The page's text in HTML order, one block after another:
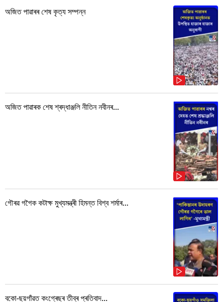
অজিত পাৱাৰৰ শেষ কৃত্য সম্পন্ন
অজিত পাৱাৰক শেষ শ্ৰদ্ধাঞ্জলি নীতিন নবীনৰ...
গৌৰৱ গগৈক কটাক্ষ মুখ্যমন্ত্ৰী হিমন্ত বিশ্ব শৰ্মাৰ...
বকো-ছয়গাঁৱত কংগ্ৰেছৰ তীব্ৰ প্ৰতিবাদ...